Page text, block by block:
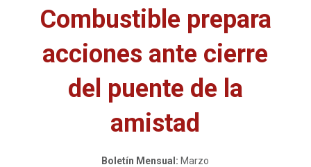
Combustible prepara
acciones ante cierre
del puente de la
amistad
Boletín Mensual: Marzo